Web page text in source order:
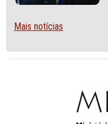
Mais notícias